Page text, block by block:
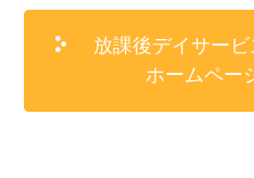
放課後デイサー
ホームペー